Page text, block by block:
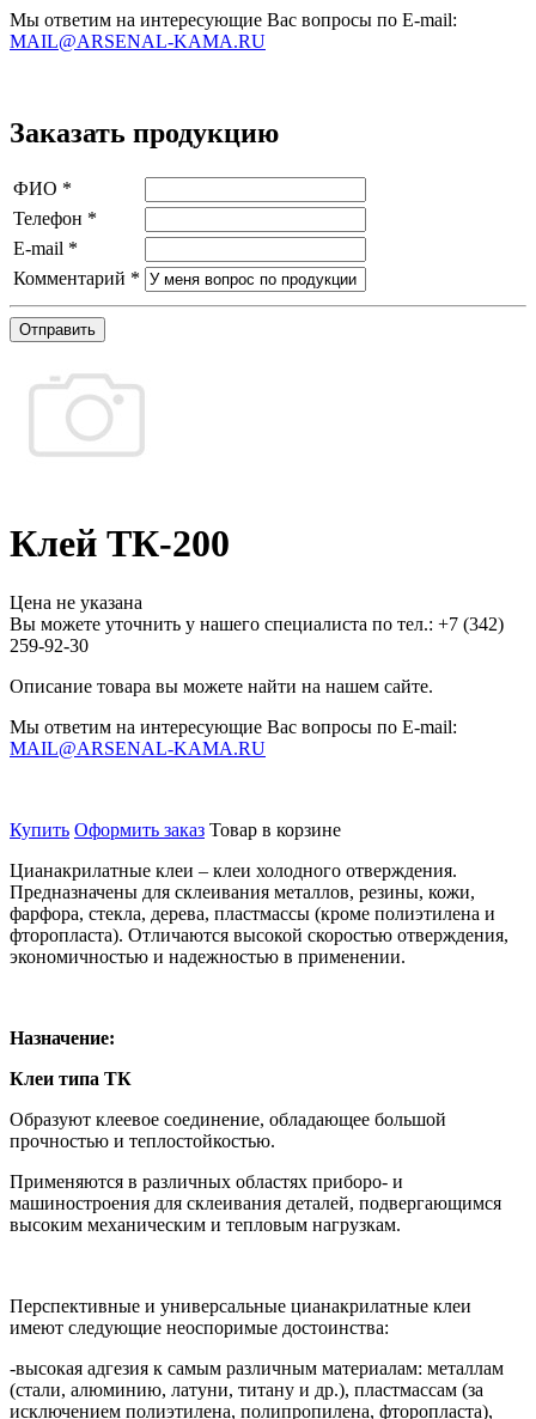
Мы ответим на интересующие Вас вопросы по E-mail:
MAIL@ARSENAL-KAMA.RU
Заказать продукцию
ФИО *
Телефон *
E-mail *
Комментарий *
Отправить
Клей ТК-200
Цена не указана
Вы можете уточнить у нашего специалиста по тел.: +7 (342)
259-92-30
Описание товара вы можете найти на нашем сайте.
Мы ответим на интересующие Вас вопросы по E-mail:
MAIL@ARSENAL-KAMA.RU
Купить Оформить заказ Товар в корзине
Цианакрилатные клеи – клеи холодного отверждения.
Предназначены для склеивания металлов, резины, кожи,
фарфора, стекла, дерева, пластмассы (кроме полиэтилена и
фторопласта). Отличаются высокой скоростью отверждения,
экономичностью и надежностью в применении.
Назначение:
Клеи типа ТК
Образуют клеевое соединение, обладающее большой
прочностью и теплостойкостью.
Применяются в различных областях приборо- и
машиностроения для склеивания деталей, подвергающимся
высоким механическим и тепловым нагрузкам.
Перспективные и универсальные цианакрилатные клеи
имеют следующие неоспоримые достоинства:
-высокая адгезия к самым различным материалам: металлам
(стали, алюминию, латуни, титану и др.), пластмассам (за
исключением полиэтилена, полипропилена, фторопласта),